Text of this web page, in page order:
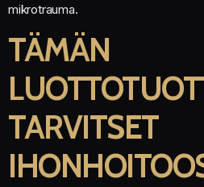
mikrotrauma.
TÄMÄN
TARVITSET